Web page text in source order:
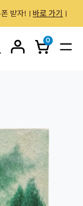
받자! 바로 가기
0